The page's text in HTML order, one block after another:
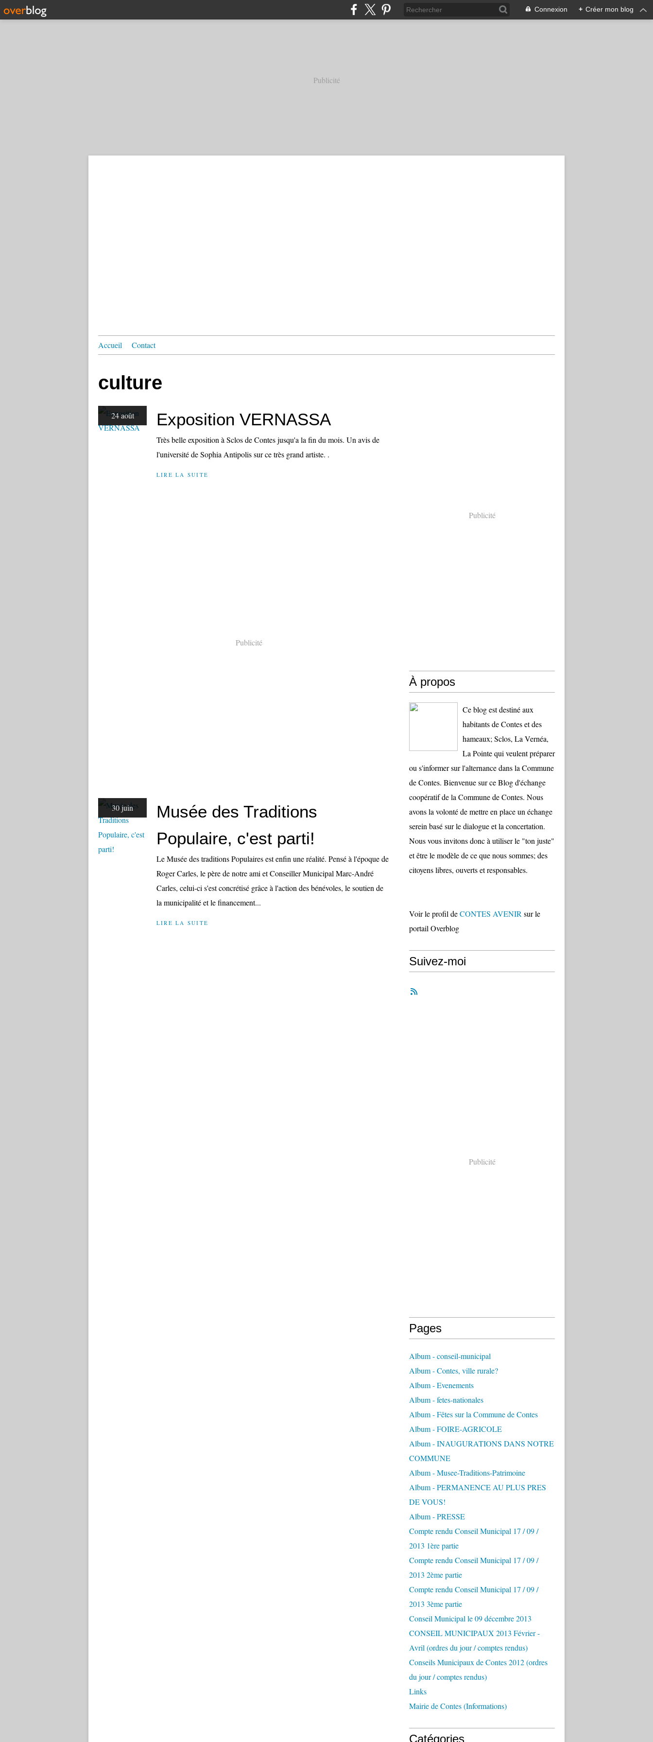
Connexion + Créer mon blog
Publicité
Accueil Contact
culture
24 août Exposition VERNASSA
Très belle exposition à Sclos de Contes jusqu'a la fin du mois. Un avis de
l'université de Sophia Antipolis sur ce très grand artiste. .
LIRE LA SUITE
Publicité
30 juin
Musée des Traditions
Populaire, c'est parti!
Le Musée des traditions Populaires est enfin une réalité. Pensé à l'époque de
Roger Carles, le père de notre ami et Conseiller Municipal Marc-André
Carles, celui-ci s'est concrétisé grâce à l'action des bénévoles, le soutien de
la municipalité et le financement...
LIRE LA SUITE
Publicité
À propos
Ce blog est destiné aux
habitants de Contes et des
hameaux; Sclos, La Vernéa,
La Pointe qui veulent préparer
ou s'informer sur l'alternance dans la Commune
de Contes. Bienvenue sur ce Blog d'échange
coopératif de la Commune de Contes. Nous
avons la volonté de mettre en place un échange
serein basé sur le dialogue et la concertation.
Nous vous invitons donc à utiliser le "ton juste"
et être le modèle de ce que nous sommes; des
citoyens libres, ouverts et responsables.
Voir le profil deCONTES AVENIR sur le
portail Overblog
Suivez-moi
Publicité
Pages
Album - conseil-municipal
Album - Contes, ville rurale?
Album - Evenements
Album - fetes-nationales
Album - Fêtes sur la Commune de Contes
Album - FOIRE-AGRICOLE
Album - INAUGURATIONS DANS NOTRE
COMMUNE
Album - Musee-Traditions-Patrimoine
Album - PERMANENCE AU PLUS PRES
DE VOUS!
Album - PRESSE
Compte rendu Conseil Municipal 17 / 09 /
2013 1ère partie
Compte rendu Conseil Municipal 17 / 09 /
2013 2ème partie
Compte rendu Conseil Municipal 17 / 09 /
2013 3ème partie
Conseil Municipal le 09 décembre 2013
CONSEIL MUNICIPAUX 2013 Février -
Avril (ordres du jour / comptes rendus)
Conseils Municipaux de Contes 2012 (ordres
du jour / comptes rendus)
Links
Mairie de Contes (Informations)
Catégories